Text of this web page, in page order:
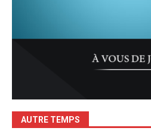
AUTRE TEMPS